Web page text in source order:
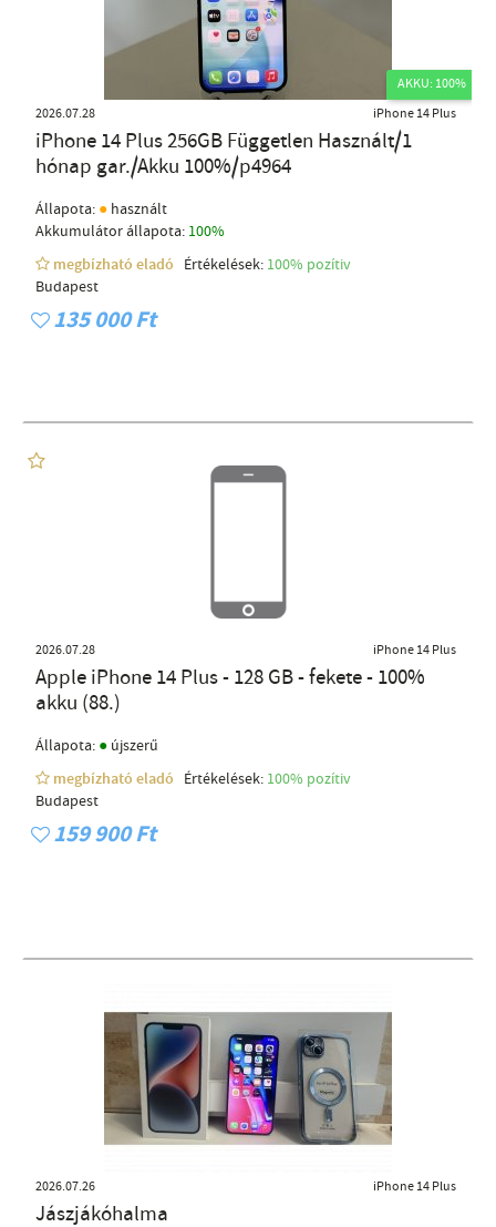
AKKU: 100%
2026.07.28
iPhone 14 Plus
iPhone 14 Plus 256GB Független Használt/1
hónap gar./Akku 100%/p4964
Állapota: ● használt
Akkumulátor állapota: 100%
megbízható eladó
Értékelések: 100% pozítiv
Budapest
135 000 Ft
2026.07.28 iPhone 14 Plus
Apple iPhone 14 Plus - 128 GB - fekete - 100%
akku (88.)
Állapota: ● újszerű
megbízható eladó
Értékelések: 100% pozítiv
Budapest
159 900 Ft
2026.07.26 iPhone 14 Plus
Jászjákóhalma